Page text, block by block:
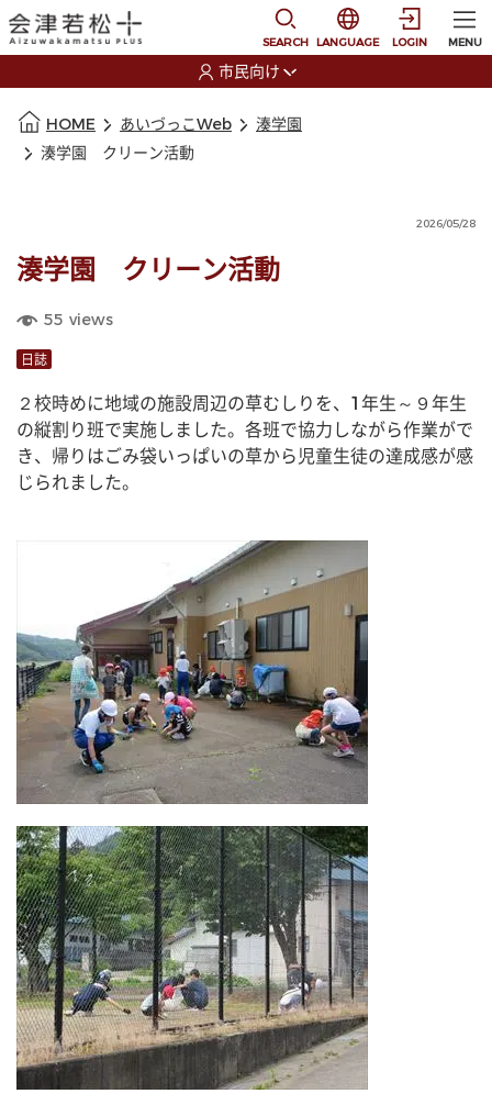
SEARCH
選択すると言語の切
LANGUAGE LOGIN MENU
市民向け
HOME あいづっこWeb
湊学園
湊学園 クリーン活動
2026/05/28
湊学園 クリーン活動
55 views
日誌
２校時めに地域の施設周辺の草むしりを、1年生～９年生
の縦割り班で実施しました。各班で協力しながら作業がで
き、帰りはごみ袋いっぱいの草から児童生徒の達成感が感
じられました。